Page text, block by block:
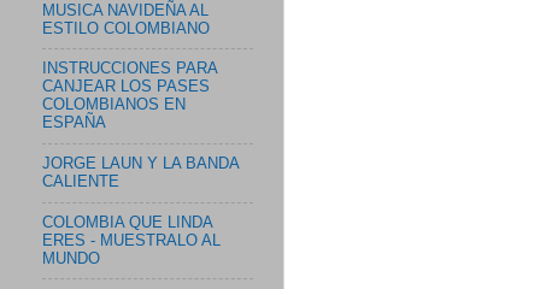
MUSICA NAVIDEÑA AL
ESTILO COLOMBIANO
INSTRUCCIONES PARA
CANJEAR LOS PASES
COLOMBIANOS EN
ESPAÑA
JORGE LAUN Y LA BANDA
CALIENTE
COLOMBIA QUE LINDA
ERES - MUESTRALO AL
MUNDO